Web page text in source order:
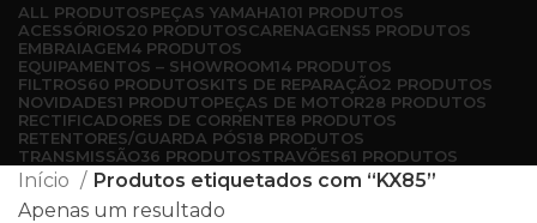
ALL PRODUTOSPEÇAS YAMAHA101 PRODUTOS
ACESSÓRIOS20 PRODUTOSCARENAGENS5 PRODUTOS
EMBRAIAGEM4 PRODUTOS
EQUIPAMENTOS – SHOWROOM14 PRODUTOS
FILTROS60 PRODUTOSKITS DE REPARAÇÃO2 PRODUTOS
NOVIDADES1 PRODUTOPEÇAS DE MOTOR28 PRODUTOS
RECTIFICADORES DE CORRENTE8 PRODUTOS
RETENTORES/GUARDA PÓS18 PRODUTOS
TRANSMISSÃO36 PRODUTOSTRAVÕES61 PRODUTOS
Início
Produtos etiquetados com “KX85”
Apenas um resultado